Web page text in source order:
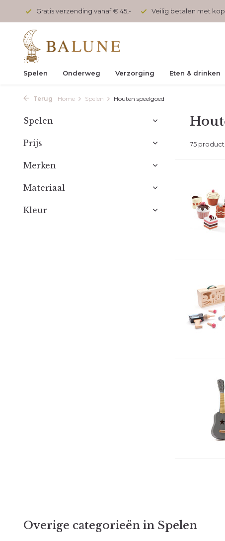
Gratis verzending vanaf € 45,- Veilig betalen met
Spelen Onderweg Verzorging Eten & drinken
Terug Home Spelen Houten speelgoed
Spelen
Prijs
Merken
Materiaal
Kleur
75
Overige categorieën in Spelen